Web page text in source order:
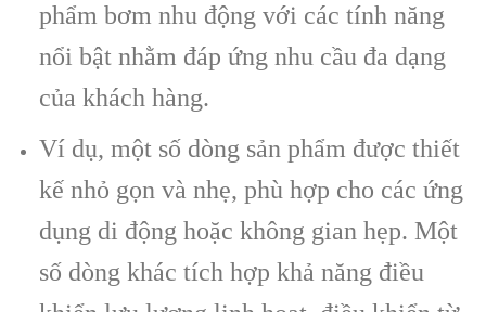
phẩm bơm nhu động với các tính năng
nổi bật nhằm đáp ứng nhu cầu đa dạng
của khách hàng.
Ví dụ, một số dòng sản phẩm được thiết
kế nhỏ gọn và nhẹ, phù hợp cho các ứng
dụng di động hoặc không gian hẹp. Một
số dòng khác tích hợp khả năng điều